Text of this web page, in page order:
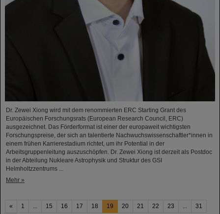
Dr. Zewei Xiong wird mit dem renommierten ERC Starting Grant des
Europäischen Forschungsrats (European Research Council, ERC)
ausgezeichnet. Das Förderformat ist einer der europaweit wichtigsten
Forschungspreise, der sich an talentierte Nachwuchswissenschaftler*innen in
einem frühen Karrierestadium richtet, um ihr Potential in der
Arbeitsgruppenleitung auszuschöpfen. Dr. Zewei Xiong ist derzeit als Postdoc
in der Abteilung Nukleare Astrophysik und Struktur des GSI
Helmholtzzentrums ...
Mehr »
« 1 ... 15 16 17 18 19 20 21 22 23 ...
31